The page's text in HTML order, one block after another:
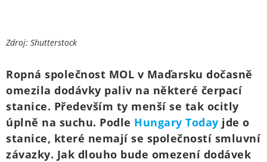
Zdroj: Shutterstock
Ropná společnost MOL v Maďarsku dočasně
omezila dodávky paliv na některé čerpací
stanice. Především ty menší se tak ocitly
úplně na suchu. Podle Hungary Today jde o
stanice, které nemají se společností smluvní
závazky. Jak dlouho bude omezení dodávek